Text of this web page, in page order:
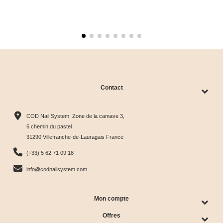
Contact
COD Nail System, Zone de la camave 3,
6 chemin du pastel
31290 Villefranche-de-Lauragais France
(+33) 5 62 71 09 18
info@codnailsystem.com
Mon compte
Offres